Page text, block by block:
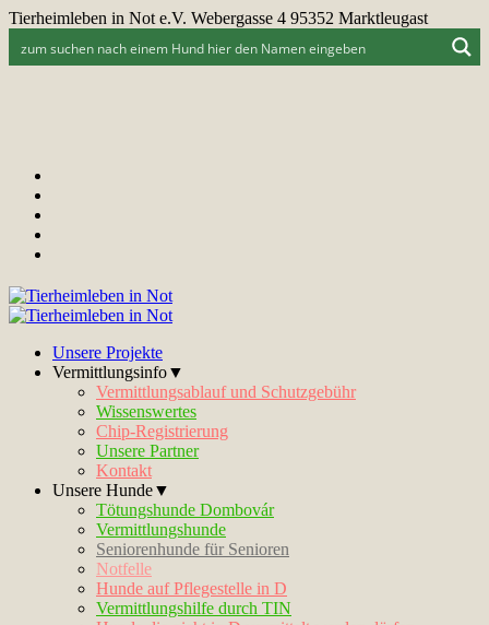
Tierheimleben in Not e.V. Webergasse 4 95352 Marktleugast
Unsere Projekte
Vermittlungsinfo▼
Vermittlungsablauf und Schutzgebühr
Wissenswertes
Chip-Registrierung
Unsere Partner
Kontakt
Unsere Hunde▼
Tötungshunde Dombovár
Vermittlungshunde
Seniorenhunde für Senioren
Notfelle
Hunde auf Pflegestelle in D
Vermittlungshilfe durch TIN